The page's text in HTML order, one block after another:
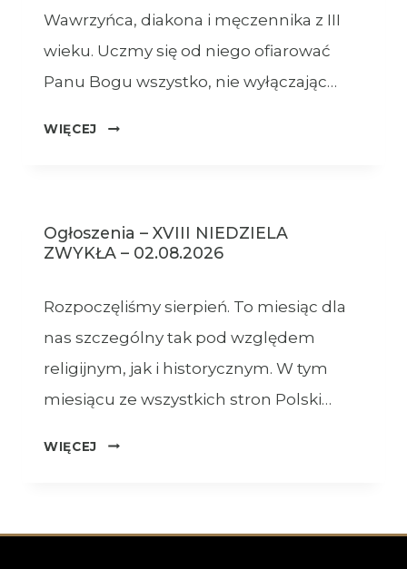
Wawrzyńca, diakona i męczennika z III
wieku. Uczmy się od niego ofiarować
Panu Bogu wszystko, nie wyłączając…
WIĘCEJ
OGŁOSZENIA
Ogłoszenia – XVIII NIEDZIELA
ZWYKŁA – 02.08.2026
Rozpoczęliśmy sierpień. To miesiąc dla
nas szczególny tak pod względem
religijnym, jak i historycznym. W tym
miesiącu ze wszystkich stron Polski…
WIĘCEJ
OGŁOSZENIA
ZWYKŁA